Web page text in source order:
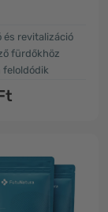
és revitalizáció
fürdőkhöz
feloldódik